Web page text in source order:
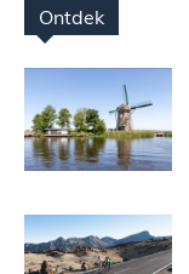
Ontdek